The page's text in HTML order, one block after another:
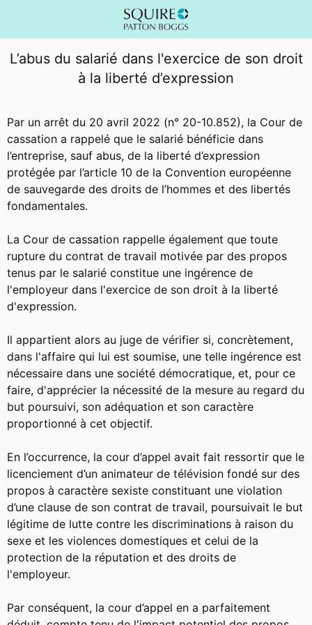
L’abus du salarié dans l'exercice de son droit
à la liberté d’expression
Par un arrêt du 20 avril 2022 (n° 20-10.852), la Cour de
cassation a rappelé que le salarié bénéficie dans
l’entreprise, sauf abus, de la liberté d’expression
protégée par l’article 10 de la Convention européenne
de sauvegarde des droits de l’hommes et des libertés
fondamentales.
La Cour de cassation rappelle également que toute
rupture du contrat de travail motivée par des propos
tenus par le salarié constitue une ingérence de
l'employeur dans l'exercice de son droit à la liberté
d'expression.
Il appartient alors au juge de vérifier si, concrètement,
dans l'affaire qui lui est soumise, une telle ingérence est
nécessaire dans une société démocratique, et, pour ce
faire, d'apprécier la nécessité de la mesure au regard du
but poursuivi, son adéquation et son caractère
proportionné à cet objectif.
En l’occurrence, la cour d’appel avait fait ressortir que le
licenciement d’un animateur de télévision fondé sur des
propos à caractère sexiste constituant une violation
d’une clause de son contrat de travail, poursuivait le but
légitime de lutte contre les discriminations à raison du
sexe et les violences domestiques et celui de la
protection de la réputation et des droits de
l'employeur.
Par conséquent, la cour d’appel en a parfaitement